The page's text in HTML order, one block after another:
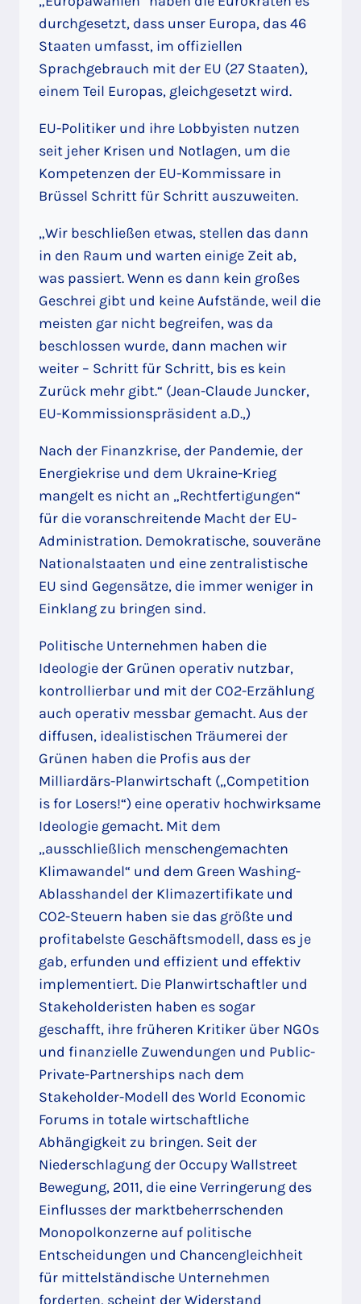
durchgesetzt, dass unser Europa, das 46
Staaten umfasst, im offiziellen
Sprachgebrauch mit der EU (27 Staaten),
einem Teil Europas, gleichgesetzt wird.
EU-Politiker und ihre Lobbyisten nutzen
seit jeher Krisen und Notlagen, um die
Kompetenzen der EU-Kommissare in
Brüssel Schritt für Schritt auszuweiten.
„Wir beschließen etwas, stellen das dann
in den Raum und warten einige Zeit ab,
was passiert. Wenn es dann kein großes
Geschrei gibt und keine Aufstände, weil die
meisten gar nicht begreifen, was da
beschlossen wurde, dann machen wir
weiter – Schritt für Schritt, bis es kein
Zurück mehr gibt.“ (Jean-Claude Juncker,
EU-Kommissionspräsident a.D.,)
Nach der Finanzkrise, der Pandemie, der
Energiekrise und dem Ukraine-Krieg
mangelt es nicht an „Rechtfertigungen“
für die voranschreitende Macht der EU-
Administration. Demokratische, souveräne
Nationalstaaten und eine zentralistische
EU sind Gegensätze, die immer weniger in
Einklang zu bringen sind.
Politische Unternehmen haben die
Ideologie der Grünen operativ nutzbar,
kontrollierbar und mit der CO2-Erzählung
auch operativ messbar gemacht. Aus der
diffusen, idealistischen Träumerei der
Grünen haben die Profis aus der
Milliardärs-Planwirtschaft („Competition
is for Losers!“) eine operativ hochwirksame
Ideologie gemacht. Mit dem
„ausschließlich menschengemachten
Klimawandel“ und dem Green Washing-
Ablasshandel der Klimazertifikate und
CO2-Steuern haben sie das größte und
profitabelste Geschäftsmodell, dass es je
gab, erfunden und effizient und effektiv
implementiert. Die Planwirtschaftler und
Stakeholderisten haben es sogar
geschafft, ihre früheren Kritiker über NGOs
und finanzielle Zuwendungen und Public-
Private-Partnerships nach dem
Stakeholder-Modell des World Economic
Forums in totale wirtschaftliche
Abhängigkeit zu bringen. Seit der
Niederschlagung der Occupy Wallstreet
Bewegung, 2011, die eine Verringerung des
Einflusses der marktbeherrschenden
Monopolkonzerne auf politische
Entscheidungen und Chancengleichheit
für mittelständische Unternehmen
forderten, scheint der Widerstand